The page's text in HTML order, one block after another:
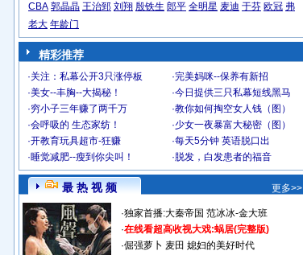
CBA 郭晶晶 王治郅 刘翔 殷铁生 郎平 全明星 麦迪 于芬 欧冠 弗
老大 年龄门
精彩推荐
·关注：私幕公开3只涨停板 ·完美妈咪--保养有新招
·美女--丰胸--大揭秘！ ·今日提供三只私幕短线黑马
·穷小子三年赚了两千万 ·教你如何掏空女人钱（图）
·会呼吸的 生态家纺！ ·少女一夜暴富大秘密（图）
·开教育玩具超市-狂赚 ·每天5分钟 英语脱口出
·睡觉减肥--瘦到你尖叫！ · 脱发，白发患者的福音
最 热 视 频 更多>>
·独家首播:大秦帝国 范冰冰-金大班
·在线看超高收视大戏:蜗居(完整版)
·倔强萝卜 麦田 媳妇的美好时代